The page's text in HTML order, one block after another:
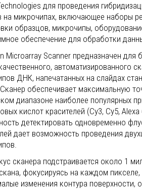
для проведения
на микрочипах, включающее наборы
образцов, микрочипы,
обеспечение для обработки
Microarray Scanner предназначен для
автоматизированного
ДНК, напечатанных на слайдах
обеспечивает максимальную
диапазоне наиболее популярных
кислот красителей (Cy3, Cy5,
детектировать одновременно
дает возможность проведения
сканера подстраивается около 1
фокусируясь на каждом пикселе,
изменения контура поверхности,